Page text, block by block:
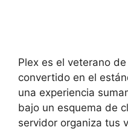
Plex es el veterano
convertido en el
una experiencia
bajo un esquema de
servidor organiza tus